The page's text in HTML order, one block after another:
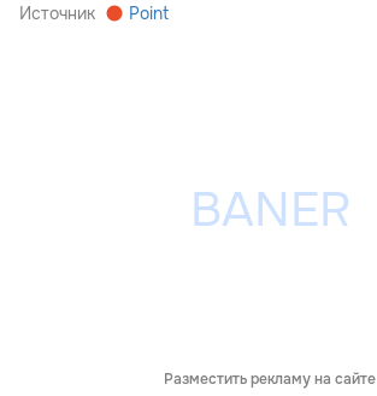
Источник Point
Разместить рекламу на сайте